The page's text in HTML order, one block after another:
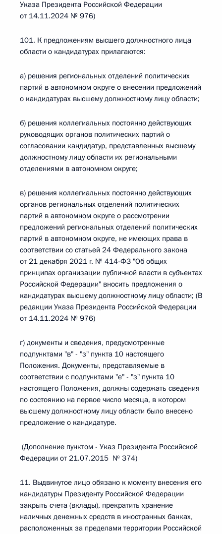
Указа Президента Российской Федерации
от 14.11.2024 № 976)
101. К предложениям высшего должностного лица
области о кандидатурах прилагаются:
а) решения региональных отделений политических
партий в автономном округе о внесении предложений
о кандидатурах высшему должностному лицу области;
б) решения коллегиальных постоянно действующих
руководящих органов политических партий о
согласовании кандидатур, представленных высшему
должностному лицу области их региональными
отделениями в автономном округе;
в) решения коллегиальных постоянно действующих
органов региональных отделений политических
партий в автономном округе о рассмотрении
предложений региональных отделений политических
партий в автономном округе, не имеющих права в
соответствии со статьей 24 Федерального закона
от 21 декабря 2021 г. № 414-ФЗ "Об общих
принципах организации публичной власти в субъектах
Российской Федерации" вносить предложения о
кандидатурах высшему должностному лицу области; (В
редакции Указа Президента Российской Федерации
от 14.11.2024 № 976)
г) документы и сведения, предусмотренные
подпунктами "в" - "з" пункта 10 настоящего
Положения. Документы, представляемые в
соответствии с подпунктами "е" - "з" пункта 10
настоящего Положения, должны содержать сведения
по состоянию на первое число месяца, в котором
высшему должностному лицу области было внесено
предложение о кандидатуре.
(Дополнение пунктом - Указ Президента Российской
Федерации от 21.07.2015 № 374)
11. Выдвинутое лицо обязано к моменту внесения его
кандидатуры Президенту Российской Федерации
закрыть счета (вклады), прекратить хранение
наличных денежных средств в иностранных банках,
расположенных за пределами территории Российской